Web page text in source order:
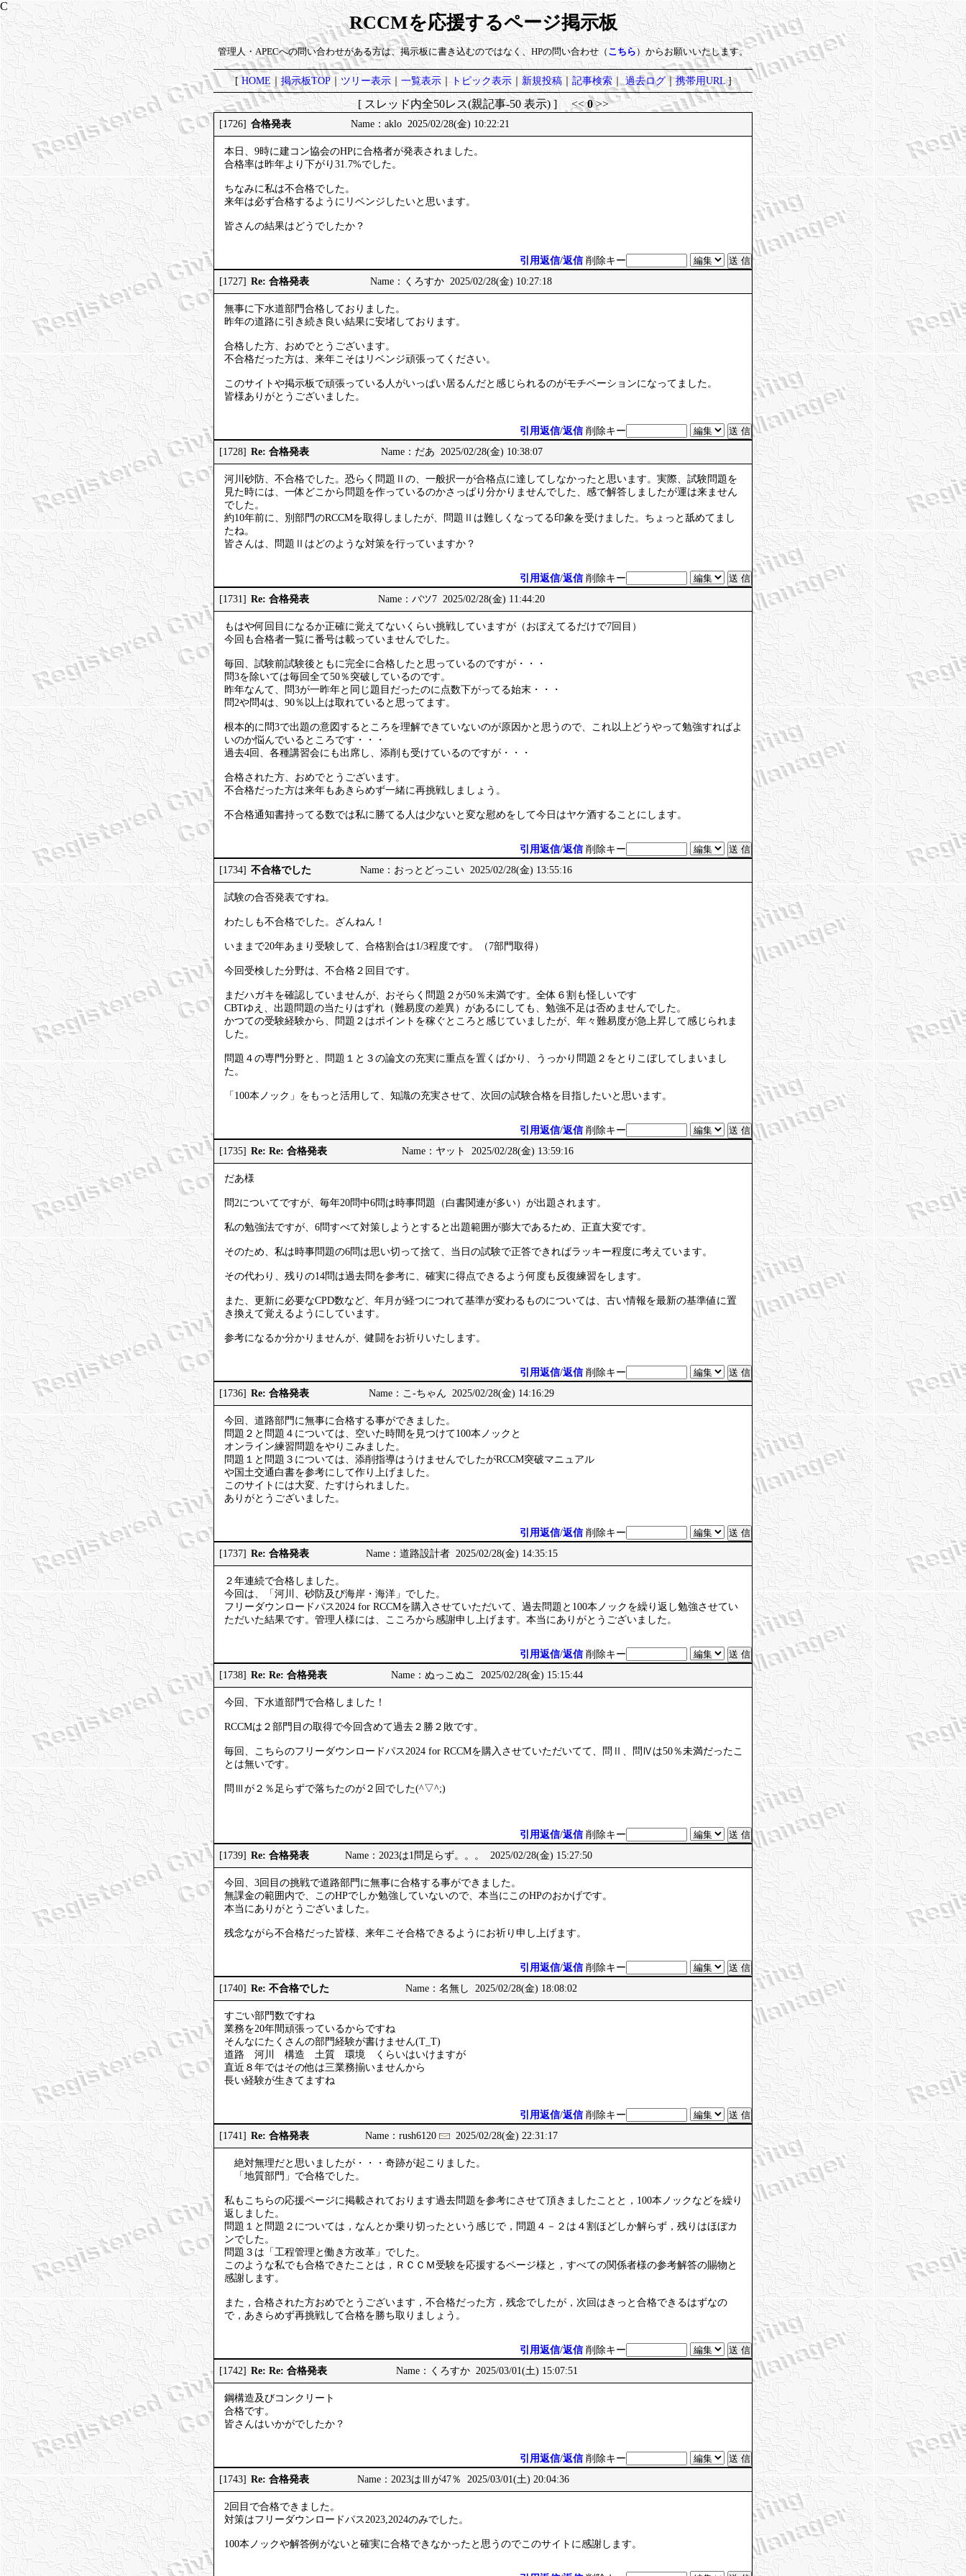
RCCMを応援するページ掲示板
管理人・APECへの問い合わせがある方は、掲示板に書き込むのではなく、HPの問い合わせ（ こちら ）からお願いいたします。
[HOME｜掲示板TOP｜ツリー表示｜ 一覧表示｜トピック表示｜ 新規投稿｜記事検索｜ 過去ログ｜携帯用URL]
[ スレッド内全50レス(親記事-50 表示) ] <<0>>
[1726] 合格発表 Name：aklo 2025/02/28(金) 10:22:21
本日、9時に建コン協会のHPに合格者が発表されました。
合格率は昨年より下がり31.7%でした。
ちなみに私は不合格でした。
来年は必ず合格するようにリベンジしたいと思います。
皆さんの結果はどうでしたか？
引用返信/返信 削除キー
[1727] Re: 合格発表 Name：くろすか 2025/02/28(金) 10:27:18
無事に下水道部門合格しておりました。
昨年の道路に引き続き良い結果に安堵しております。
合格した方、おめでとうございます。
不合格だった方は、来年こそはリベンジ頑張ってください。
このサイトや掲示板で頑張っている人がいっぱい居るんだと感じられるのがモチベーションになってました。
皆様ありがとうございました。
引用返信/返信 削除キー
[1728] Re: 合格発表 Name：だあ 2025/02/28(金) 10:38:07
河川砂防、不合格でした。恐らく問題Ⅱの、一般択一が合格点に達してしなかったと思います。実際、試験問題を
見た時には、一体どこから問題を作っているのかさっぱり分かりませんでした、感で解答しましたが運は来ません
でした。
約10年前に、別部門のRCCMを取得しましたが、問題Ⅱは難しくなってる印象を受けました。ちょっと舐めてまし
たね。
皆さんは、問題Ⅱはどのような対策を行っていますか？
引用返信/返信 削除キー
[1731] Re: 合格発表 Name：バツ7 2025/02/28(金) 11:44:20
もはや何回目になるか正確に覚えてないくらい挑戦していますが（おぼえてるだけで7回目）
今回も合格者一覧に番号は載っていませんでした。
毎回、試験前試験後ともに完全に合格したと思っているのですが・・・
問3を除いては毎回全て50％突破しているのです。
昨年なんて、問3が一昨年と同じ題目だったのに点数下がってる始末・・・
問2や問4は、90％以上は取れていると思ってます。
根本的に問3で出題の意図するところを理解できていないのが原因かと思うので、これ以上どうやって勉強すればよ
いのか悩んでいるところです・・・
過去4回、各種講習会にも出席し、添削も受けているのですが・・・
合格された方、おめでとうございます。
不合格だった方は来年もあきらめず一緒に再挑戦しましょう。
不合格通知書持ってる数では私に勝てる人は少ないと変な慰めをして今日はヤケ酒することにします。
引用返信/返信 削除キー
[1734] 不合格でした Name：おっとどっこい 2025/02/28(金) 13:55:16
試験の合否発表ですね。
わたしも不合格でした。ざんねん！
いままで20年あまり受験して、合格割合は1/3程度です。（7部門取得）
今回受検した分野は、不合格２回目です。
まだハガキを確認していませんが、おそらく問題２が50％未満です。全体６割も怪しいです
CBTゆえ、出題問題の当たりはずれ（難易度の差異）があるにしても、勉強不足は否めませんでした。
かつての受験経験から、問題２はポイントを稼ぐところと感じていましたが、年々難易度が急上昇して感じられま
した。
問題４の専門分野と、問題１と３の論文の充実に重点を置くばかり、うっかり問題２をとりこぼしてしまいまし
た。
「100本ノック」をもっと活用して、知識の充実させて、次回の試験合格を目指したいと思います。
引用返信/返信 削除キー
[1735] Re: Re: 合格発表 Name：ヤット 2025/02/28(金) 13:59:16
だあ様
問2についてですが、毎年20問中6問は時事問題（白書関連が多い）が出題されます。
私の勉強法ですが、6問すべて対策しようとすると出題範囲が膨大であるため、正直大変です。
そのため、私は時事問題の6問は思い切って捨て、当日の試験で正答できればラッキー程度に考えています。
その代わり、残りの14問は過去問を参考に、確実に得点できるよう何度も反復練習をします。
また、更新に必要なCPD数など、年月が経つにつれて基準が変わるものについては、古い情報を最新の基準値に置
き換えて覚えるようにしています。
参考になるか分かりませんが、健闘をお祈りいたします。
引用返信/返信 削除キー
[1736] Re: 合格発表 Name：こ-ちゃん 2025/02/28(金) 14:16:29
今回、道路部門に無事に合格する事ができました。
問題２と問題４については、空いた時間を見つけて100本ノックと
オンライン練習問題をやりこみました。
問題１と問題３については、添削指導はうけませんでしたがRCCM突破マニュアル
や国土交通白書を参考にして作り上げました。
このサイトには大変、たすけられました。
ありがとうございました。
引用返信/返信 削除キー
[1737] Re: 合格発表 Name：道路設計者 2025/02/28(金) 14:35:15
２年連続で合格しました。
今回は、「河川、砂防及び海岸・海洋」でした。
フリーダウンロードパス2024 for RCCMを購入させていただいて、過去問題と100本ノックを繰り返し勉強させてい
ただいた結果です。管理人様には、こころから感謝申し上げます。本当にありがとうございました。
引用返信/返信 削除キー
[1738] Re: Re: 合格発表 Name：ぬっこぬこ 2025/02/28(金) 15:15:44
今回、下水道部門で合格しました！
RCCMは２部門目の取得で今回含めて過去２勝２敗です。
毎回、こちらのフリーダウンロードパス2024 for RCCMを購入させていただいてて、問Ⅱ、問Ⅳは50％未満だったこ
とは無いです。
問Ⅲが２％足らずで落ちたのが２回でした(^▽^;)
引用返信/返信 削除キー
[1739] Re: 合格発表 Name：2023は1問足らず。。。 2025/02/28(金) 15:27:50
今回、3回目の挑戦で道路部門に無事に合格する事ができました。
無課金の範囲内で、このHPでしか勉強していないので、本当にこのHPのおかげです。
本当にありがとうございました。
残念ながら不合格だった皆様、来年こそ合格できるようにお祈り申し上げます。
引用返信/返信 削除キー
[1740] Re: 不合格でした Name：名無し 2025/02/28(金) 18:08:02
すごい部門数ですね
業務を20年間頑張っているからですね
そんなにたくさんの部門経験が書けません(T_T)
道路 河川 構造 土質 環境 くらいはいけますが
直近８年ではその他は三業務揃いませんから
長い経験が生きてますね
引用返信/返信 削除キー
[1741] Re: 合格発表 Name：rush6120 2025/02/28(金) 22:31:17
絶対無理だと思いましたが・・・奇跡が起こりました。
「地質部門」で合格でした。
私もこちらの応援ページに掲載されております過去問題を参考にさせて頂きましたことと，100本ノックなどを繰り
返しました。
問題１と問題２については，なんとか乗り切ったという感じで，問題４－２は４割ほどしか解らず，残りはほぼカ
ンでした。
問題３は「工程管理と働き方改革」でした。
このような私でも合格できたことは，ＲＣＣＭ受験を応援するページ様と，すべての関係者様の参考解答の賜物と
感謝します。
また，合格された方おめでとうございます，不合格だった方，残念でしたが，次回はきっと合格できるはずなの
で，あきらめず再挑戦して合格を勝ち取りましょう。
引用返信/返信 削除キー
[1742] Re: Re: 合格発表 Name：くろすか 2025/03/01(土) 15:07:51
鋼構造及びコンクリート
合格です。
皆さんはいかがでしたか？
引用返信/返信 削除キー
[1743] Re: 合格発表 Name：2023はⅢが47％ 2025/03/01(土) 20:04:36
2回目で合格できました。
対策はフリーダウンロードパス2023,2024のみでした。
100本ノックや解答例がないと確実に合格できなかったと思うのでこのサイトに感謝します。